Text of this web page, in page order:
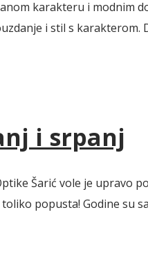
karakteru i modnim
i stil s
i srpanj
Šarić vole je upravo
popusta! Godine su